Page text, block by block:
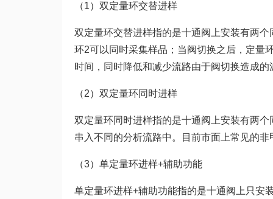
（1）双定量环交替进样
双定量环交替进样指的是十通阀上安装有两
环2可以同时采集样品；当阀切换之后，定量
时间，同时降低和减少流路由于阀切换造成的
（2）双定量环同时进样
双定量环同时进样指的是十通阀上安装有两
串入不同的分析流路中。目前市面上常见的
（3）单定量环进样+辅助功能
单定量环进样+辅助功能指的是十通阀上只安